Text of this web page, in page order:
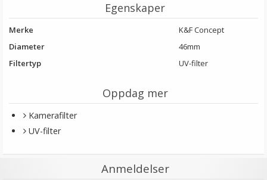
Egenskaper
Merke
K&F Concept
Diameter
46mm
Filtertyp
UV-filter
Oppdag mer
Kamerafilter
UV-filter
Anmeldelser